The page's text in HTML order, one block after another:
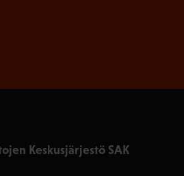
Keskusjärjestö SAK